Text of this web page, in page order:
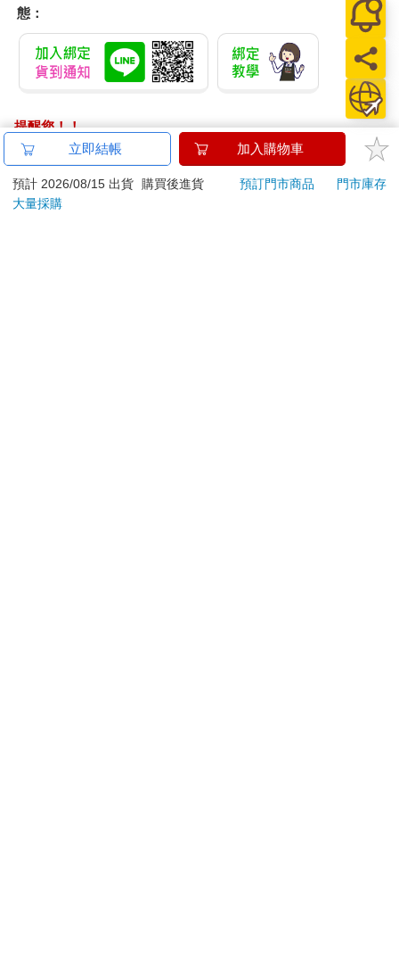
態：
提醒您！！
金石堂及銀行均不會請您操作ATM! 如接獲電話要求您前往
ATM提款機，請不要聽從指示，以免受騙上當！
退換貨須知：
立即結帳 加入購物車
預計 2026/08/15 出貨 購買後進貨 預訂門市商品
門市庫存
大量採購